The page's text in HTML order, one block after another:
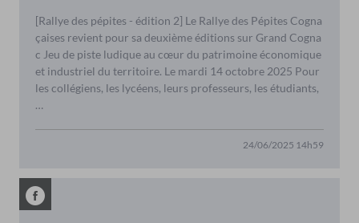
[Rallye des pépites - édition 2] Le Rallye des Pépites Cogna
çaises revient pour sa deuxième éditions sur Grand Cogna
c Jeu de piste ludique au cœur du patrimoine économique
et industriel du territoire. Le mardi 14 octobre 2025 Pour
les collégiens, les lycéens, leurs professeurs, les étudiants,
…
24/06/2025 14h59